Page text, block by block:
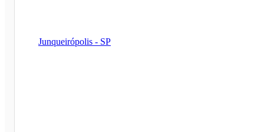
Junqueirópolis - SP